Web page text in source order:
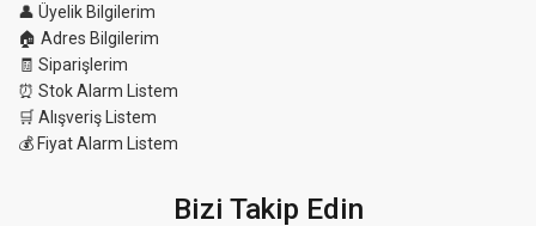
👤 Üyelik Bilgilerim
🏠 Adres Bilgilerim
🧾 Siparişlerim
⏰ Stok Alarm Listem
🛒 Alışveriş Listem
💰 Fiyat Alarm Listem
Bizi Takip Edin